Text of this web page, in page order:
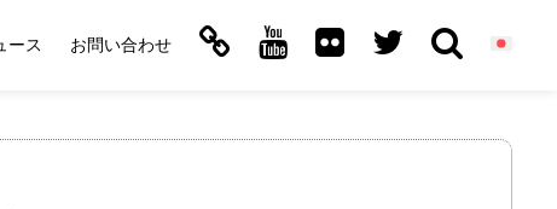
ース お問い合わせ